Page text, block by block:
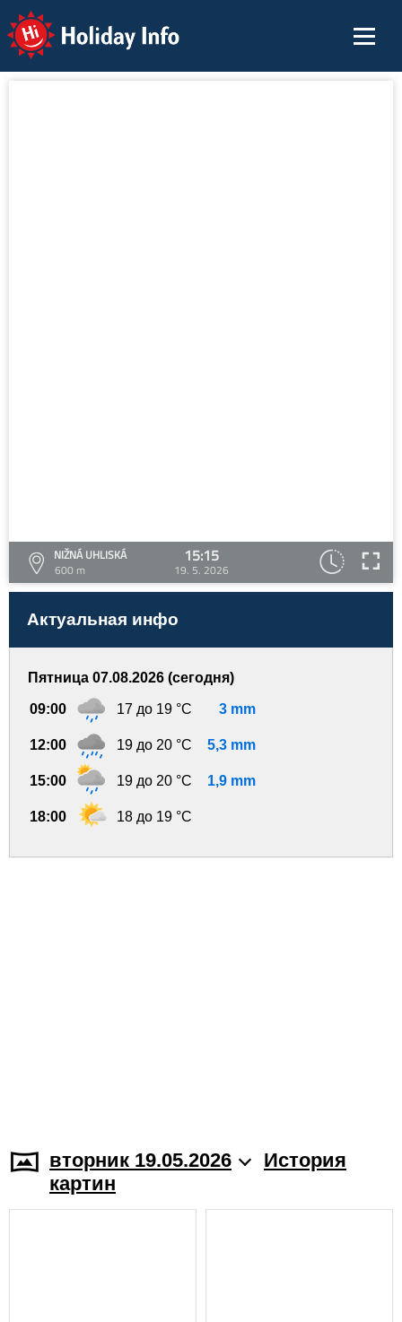
Holiday Info
NIŽNÁ UHLISKÁ
600 m
15:15
19. 5. 2026
Актуальная инфо
Пятница 07.08.2026 (сегодня)
09:00 17 до 19 °C 3 mm
12:00 19 до 20 °C 5,3 mm
15:00 19 до 20 °C 1,9 mm
18:00 18 до 19 °C
вторник 19.05.2026
История
картин